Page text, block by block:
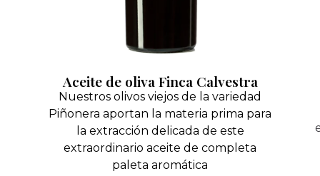
Aceite de oliva Finca Calvestra
Nuestros olivos viejos de la variedad
Piñonera aportan la materia prima para
la extracción delicada de este
extraordinario aceite de completa
paleta aromática